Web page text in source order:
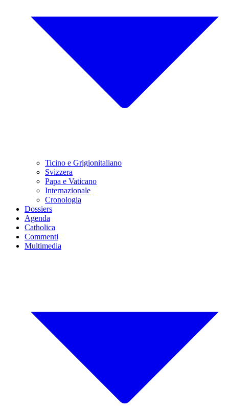
Ticino e Grigionitaliano
Svizzera
Papa e Vaticano
Internazionale
Cronologia
Dossiers
Agenda
Catholica
Commenti
Multimedia